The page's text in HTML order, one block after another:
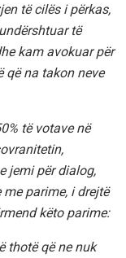
të cilës i përkas,
të
kam avokuar për
që na takon neve
të votave në
jemi për dialog,
parime, i drejtë
këto parime:
thotë që ne nuk